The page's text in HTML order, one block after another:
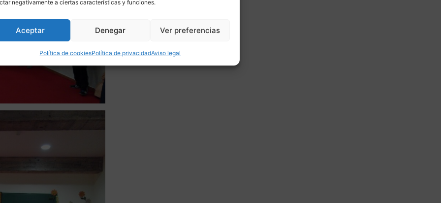
negativamente a ciertas características y funciones.
Aceptar Denegar Ver preferencias
Política de cookiesPolítica de privacidadAviso legal